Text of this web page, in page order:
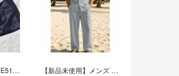
【3ピース】ABITRE51メンズスーツ ネイビー ストライプ サイズ175A 【新品未使用】メンズ 半袖サマーシャツ セットアップ ライトグレー